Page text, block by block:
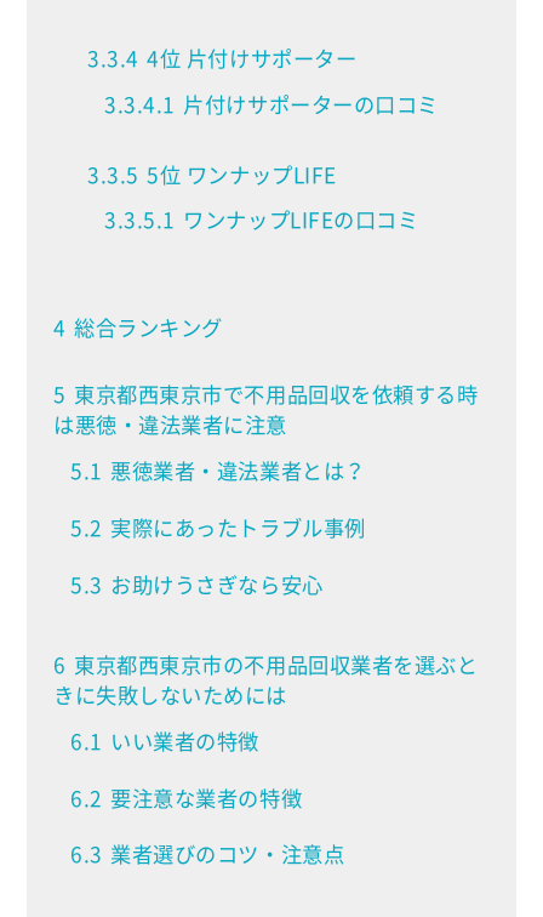
3.3.4 4位 片付けサポーター
3.3.4.1 片付けサポーターの口コミ
3.3.5 5位 ワンナップLIFE
3.3.5.1 ワンナップLIFEの口コミ
4 総合ランキング
5 東京都西東京市で不用品回収を依頼する時
は悪徳・違法業者に注意
5.1 悪徳業者・違法業者とは？
5.2 実際にあったトラブル事例
5.3 お助けうさぎなら安心
6 東京都西東京市の不用品回収業者を選ぶと
きに失敗しないためには
6.1 いい業者の特徴
6.2 要注意な業者の特徴
6.3 業者選びのコツ・注意点